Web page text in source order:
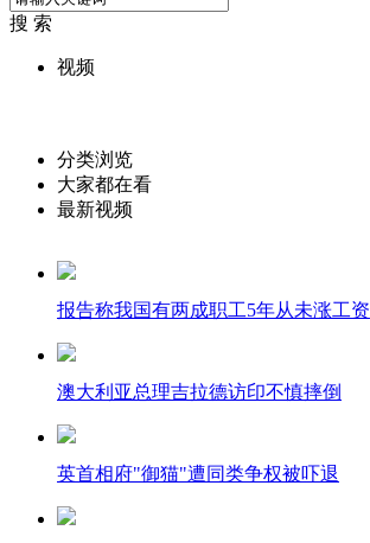
搜 索
视频
分类浏览
大家都在看
最新视频
报告称我国有两成职工5年从未涨工资
澳大利亚总理吉拉德访印不慎摔倒
英首相府"御猫"遭同类争权被吓退